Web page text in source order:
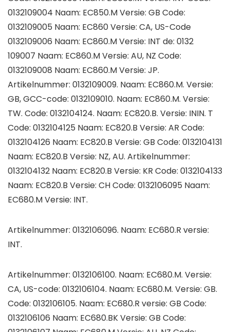
0132109004 Naam: EC850.M Versie: GB Code:
0132109005 Naam: EC860 Versie: CA, US-Code
0132109006 Naam: EC860.M Versie: INT de: 0132
109007 Naam: EC860.M Versie: AU, NZ Code:
0132109008 Naam: EC860.M Versie: JP.
Artikelnummer: 0132109009. Naam: EC860.M. Versie:
GB, GCC-code: 0132109010. Naam: EC860.M. Versie:
TW. Code: 0132104124. Naam: EC820.B. Versie: ININ. T
Code: 0132104125 Naam: EC820.B Versie: AR Code:
0132104126 Naam: EC820.B Versie: GB Code: 0132104131
Naam: EC820.B Versie: NZ, AU. Artikelnummer:
0132104132 Naam: EC820.B Versie: KR Code: 0132104133
Naam: EC820.B Versie: CH Code: 0132106095 Naam:
EC680.M Versie: INT.
Artikelnummer: 0132106096. Naam: EC680.R versie:
INT.
Artikelnummer: 0132106100. Naam: EC680.M. Versie:
CA, US-code: 0132106104. Naam: EC680.M. Versie: GB.
Code: 0132106105. Naam: EC680.R versie: GB Code:
0132106106 Naam: EC680.BK Versie: GB Code: